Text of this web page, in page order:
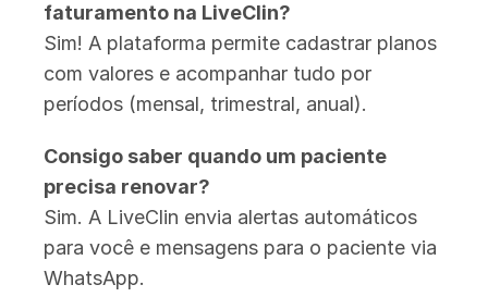
faturamento na LiveClin?
Sim! A plataforma permite cadastrar planos
com valores e acompanhar tudo por
períodos (mensal, trimestral, anual).
Consigo saber quando um paciente
precisa renovar?
Sim. A LiveClin envia alertas automáticos
para você e mensagens para o paciente via
WhatsApp.